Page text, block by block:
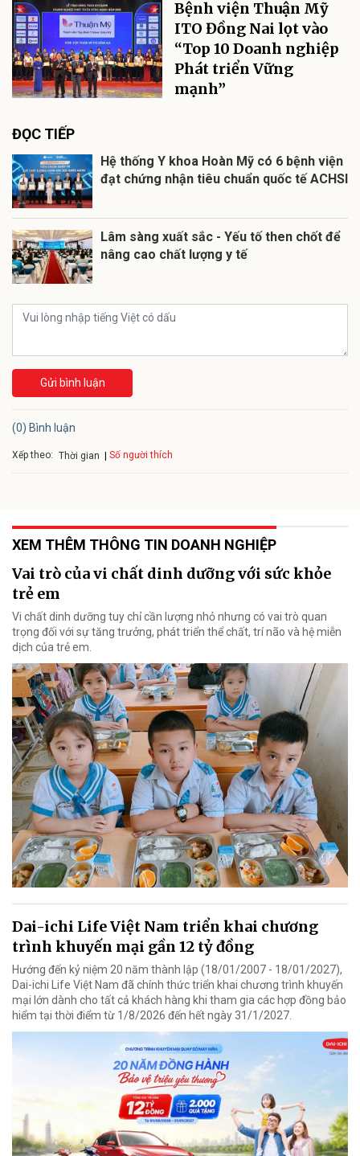
Bệnh viện Thuận Mỹ
ITO Đồng Nai lọt vào
“Top 10 Doanh nghiệp
Phát triển Vững
mạnh”
ĐỌC TIẾP
Hệ thống Y khoa Hoàn Mỹ có 6 bệnh viện
đạt chứng nhận tiêu chuẩn quốc tế ACHSI
Lâm sàng xuất sắc - Yếu tố then chốt để
nâng cao chất lượng y tế
Gửi bình luận
(0) Bình luận
Xếp theo: Thời gian Số người thích
XEM THÊM THÔNG TIN DOANH NGHIỆP
Vai trò của vi chất dinh dưỡng với sức khỏe
trẻ em
Vi chất dinh dưỡng tuy chỉ cần lượng nhỏ nhưng có vai trò quan
trọng đối với sự tăng trưởng, phát triển thể chất, trí não và hệ miễn
dịch của trẻ em.
Dai-ichi Life Việt Nam triển khai chương
trình khuyến mại gần 12 tỷ đồng
Hướng đến kỷ niệm 20 năm thành lập (18/01/2007 - 18/01/2027),
Dai-ichi Life Việt Nam đã chính thức triển khai chương trình khuyến
mại lớn dành cho tất cả khách hàng khi tham gia các hợp đồng bảo
hiểm tại thời điểm từ 1/8/2026 đến hết ngày 31/1/2027.